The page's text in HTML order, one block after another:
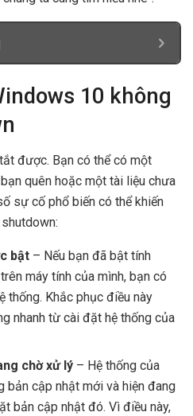
10 không
được. Bạn có thể có một
quên hoặc một tài liệu chưa
sự cố phổ biến có thể khiến
bật – Nếu bạn đã bật tính
máy tính của mình, bạn có
thống. Khắc phục điều này
nhanh từ cài đặt hệ thống của
chờ xử lý – Hệ thống của
bản cập nhật mới và hiện đang
bản cập nhật đó. Vì điều này,